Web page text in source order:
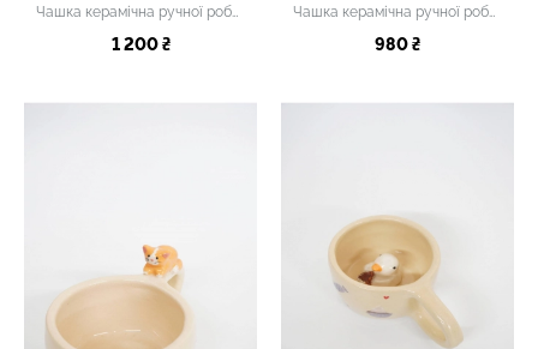
Чашка керамічна ручної роботи
1 200 ₴
Чашка керамічна ручної роботи
980 ₴